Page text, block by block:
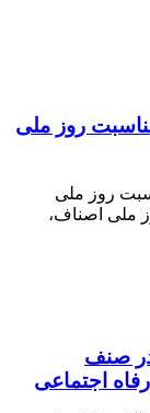
مناسبت روز ملی
روز ملی
ملی اصناف،
در صنف
اجتماعی